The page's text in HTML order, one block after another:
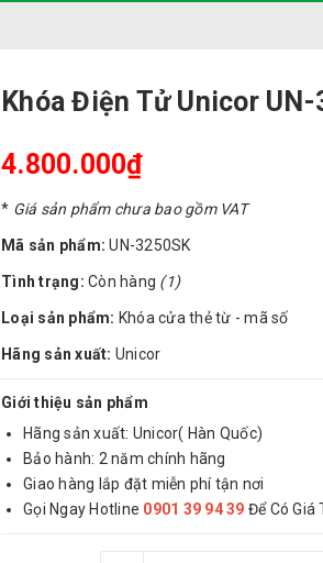
Khóa Điện Tử Unicor UN-
4.800.000₫
* Giá sản phẩm chưa bao gồm VAT
Mã sản phẩm:UN-3250SK
Tình trạng: Còn hàng (1)
Loại sản phẩm: Khóa cửa thẻ từ - mã số
Hãng sản xuất: Unicor
Giới thiệu sản phẩm
Hãng sản xuất: Unicor( Hàn Quốc)
Bảo hành: 2 năm chính hãng
Giao hàng lắp đặt miễn phí tận nơi
Gọi Ngay Hotline 0901 39 94 39 Để Có Giá